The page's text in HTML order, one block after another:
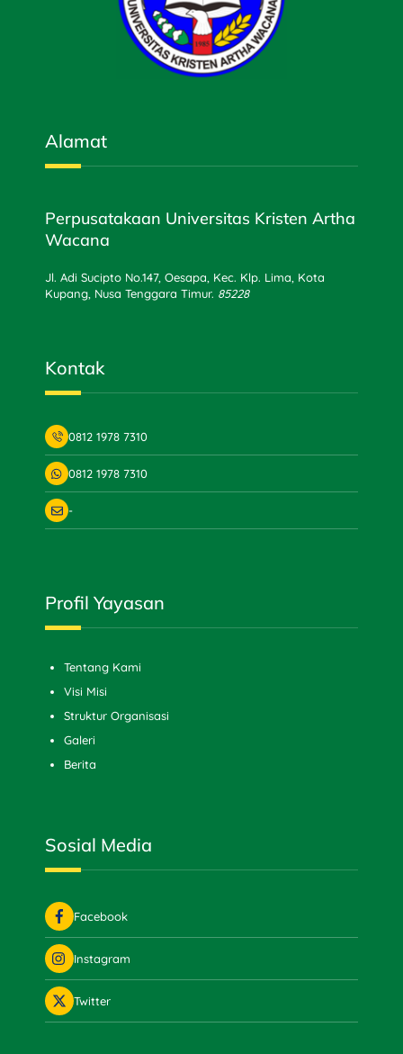
Alamat
Perpusatakaan Universitas Kristen Artha
Wacana
Jl. Adi Sucipto No.147, Oesapa, Kec. Klp. Lima, Kota
Kupang, Nusa Tenggara Timur. 85228
Kontak
0812 1978 7310
0812 1978 7310
-
Profil Yayasan
Tentang Kami
Visi Misi
Struktur Organisasi
Galeri
Berita
Sosial Media
Facebook
Instagram
Twitter